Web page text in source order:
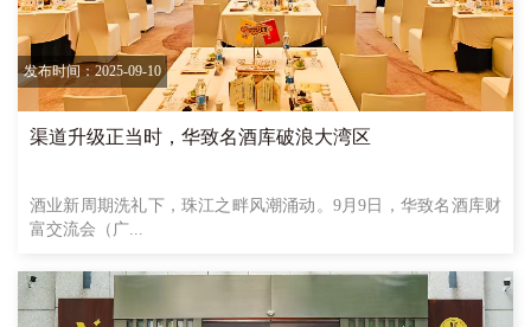
发布时间：2025-09-10
渠道升级正当时，华致名酒库破浪大湾区
酒业新周期洗礼下，珠江之畔风潮涌动。9月9日，华致名酒库财
富交流会（广...